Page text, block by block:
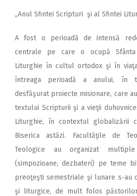
„Anul Sfintei Scripturi şi al Sfintei
A fost o perioadă de intensă
centrale pe care o ocupă
Liturghie în cultul ortodox şi în
întreaga perioadă a anului, în
desfăşurat proiecte misionare, care
textului Scripturii şi a vieţii
Liturghie, în contextul globalizării
Biserica astăzi. Facultăţile de
Teologice au organizat
(simpozioane, dezbateri) pe teme
preoţeşti semestriale şi lunare s-au
şi liturgice, de mult folos